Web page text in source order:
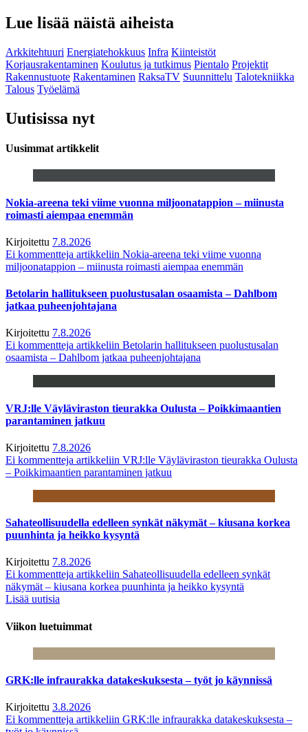
Lue lisää näistä aiheista
Arkkitehtuuri Energiatehokkuus Infra Kiinteistöt
Korjausrakentaminen Koulutus ja tutkimus Pientalo Projektit
Rakennustuote Rakentaminen RaksaTV Suunnittelu Talotekniikka
Talous Työelämä
Uutisissa nyt
Uusimmat artikkelit
Nokia-areena teki viime vuonna miljoonatappion – miinusta
roimasti aiempaa enemmän
Kirjoitettu 7.8.2026
Ei kommentteja artikkeliin Nokia-areena teki viime vuonna
miljoonatappion – miinusta roimasti aiempaa enemmän
Betolarin hallitukseen puolustusalan osaamista – Dahlbom
jatkaa puheenjohtajana
Kirjoitettu 7.8.2026
Ei kommentteja artikkeliin Betolarin hallitukseen puolustusalan
osaamista – Dahlbom jatkaa puheenjohtajana
VRJ:lle Väyläviraston tieurakka Oulusta – Poikkimaantien
parantaminen jatkuu
Kirjoitettu 7.8.2026
Ei kommentteja artikkeliin VRJ:lle Väyläviraston tieurakka Oulusta
– Poikkimaantien parantaminen jatkuu
Sahateollisuudella edelleen synkät näkymät – kiusana korkea
puunhinta ja heikko kysyntä
Kirjoitettu 7.8.2026
Ei kommentteja artikkeliin Sahateollisuudella edelleen synkät
näkymät – kiusana korkea puunhinta ja heikko kysyntä
Lisää uutisia
Viikon luetuimmat
GRK:lle infraurakka datakeskuksesta – työt jo käynnissä
Kirjoitettu 3.8.2026
Ei kommentteja artikkeliin GRK:lle infraurakka datakeskuksesta –